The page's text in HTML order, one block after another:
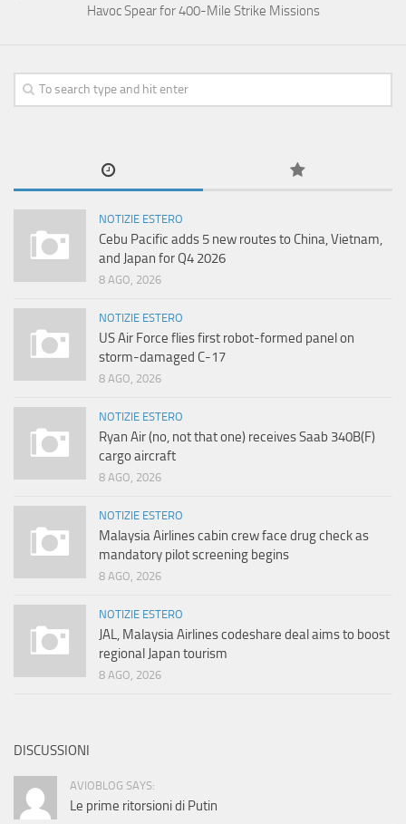
Havoc Spear for 400-Mile Strike Missions
NOTIZIE ESTERO
Cebu Pacific adds 5 new routes to China, Vietnam,
and Japan for Q4 2026
8 AGO, 2026
NOTIZIE ESTERO
US Air Force flies first robot-formed panel on
storm-damaged C-17
8 AGO, 2026
NOTIZIE ESTERO
Ryan Air (no, not that one) receives Saab 340B(F)
cargo aircraft
8 AGO, 2026
NOTIZIE ESTERO
Malaysia Airlines cabin crew face drug check as
mandatory pilot screening begins
8 AGO, 2026
NOTIZIE ESTERO
JAL, Malaysia Airlines codeshare deal aims to boost
regional Japan tourism
8 AGO, 2026
DISCUSSIONI
AVIOBLOG SAYS:
Le prime ritorsioni di Putin